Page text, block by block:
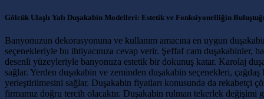
Gölcük Ulaşlı Yalı Duşakabin Modelleri: Estetik ve Fonksiyonelliğin
Banyonuzun dekorasyonuna ve kullanım amacına en uygun
seçenekleriyle bu ihtiyacınıza cevap verir. Şeffaf cam duşakabinler,
desenli yüzeyleriyle banyonuza estetik bir dokunuş katar. Karolaj
sağlar. Yerden duşakabin ve zeminden duşakabin seçenekleri,
yerleştirilmesini sağlar. Duşakabin fiyatları konusunda da rekabetçi
firmamız doğru tercih olacaktır. Duşakabin rulman tekerlek değişimi